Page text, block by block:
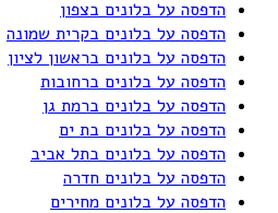
הדפסה על בלונים בצפון
הדפסה על בלונים בקרית שמונה
הדפסה על בלונים בראשון לציון
הדפסה על בלונים ברחובות
הדפסה על בלונים ברמת גן
הדפסה על בלונים בת ים
הדפסה על בלונים בתל אביב
הדפסה על בלונים חדרה
הדפסה על בלונים מחירים